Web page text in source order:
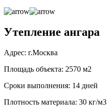
Утепление ангара
Адрес: г.Москва
Площадь объекта: 2570 м2
Сроки выполнения: 14 дней
Плотность материала: 30 кг/м3